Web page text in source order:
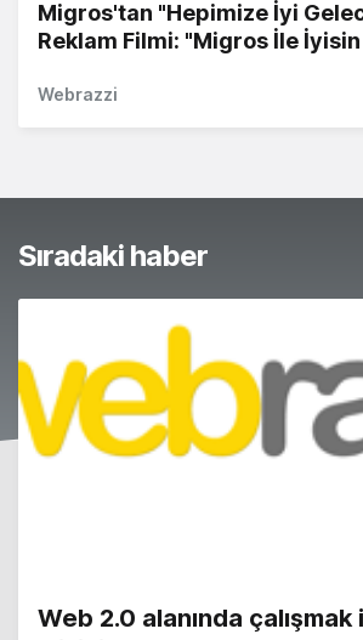
Migros'tan "Hepimize İyi
Reklam Filmi: "Migros İle İyisin
Webrazzi
Sıradaki haber
Web 2.0 alanında